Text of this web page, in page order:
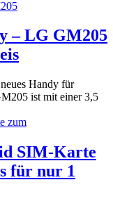
– LG GM205
Handy für
ist mit einer 3,5
SIM-Karte
für nur 1